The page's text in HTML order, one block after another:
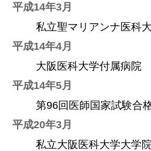
平成14年3月
私立聖マリアンナ医科
平成14年4月
大阪医科大学付属病院
平成14年5月
第96回医師国家試験合
平成20年3月
私立大阪医科大学大学